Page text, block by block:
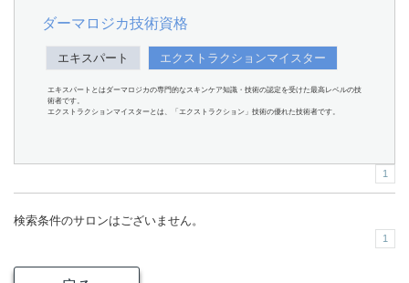
ダーマロジカ技術資格
エキスパート エクストラクションマイスター
エキスパートとはダーマロジカの専門的なスキンケア知識・技術の認定を受けた最高レベルの技
術者です。
エクストラクションマイスターとは、「エクストラクション」技術の優れた技術者です。
1
検索条件のサロンはございません。
1